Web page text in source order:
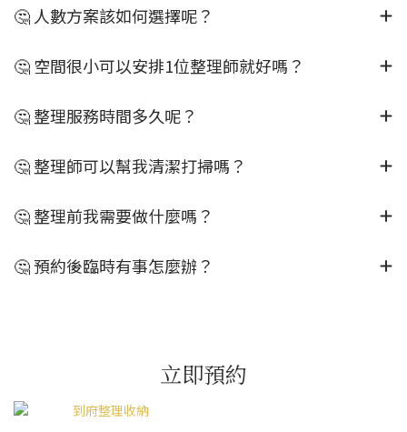
🤔 人數方案該如何選擇呢？
🤔 空間很小可以安排1位整理師就好嗎？
🤔 整理服務時間多久呢？
🤔 整理師可以幫我清潔打掃嗎？
🤔 整理前我需要做什麼嗎？
🤔 預約後臨時有事怎麼辦？
立即預約